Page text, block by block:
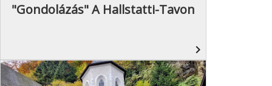
"Gondolázás" A Hallstatti-Tavon
navigate_next